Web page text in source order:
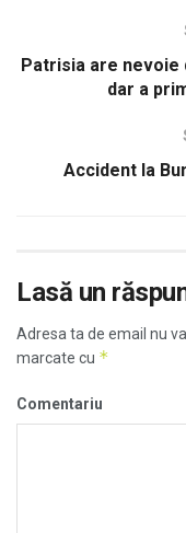
Patrisia are nevoie
dar a
Accident la
Lasă un
Adresa ta de email nu
marcate cu *
Comentariu